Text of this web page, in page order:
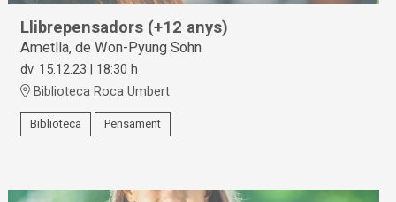
Llibrepensadors (+12 anys)
Ametlla, de Won-Pyung Sohn
dv. 15.12.23 | 18:30 h
Biblioteca Roca Umbert
Biblioteca Pensament